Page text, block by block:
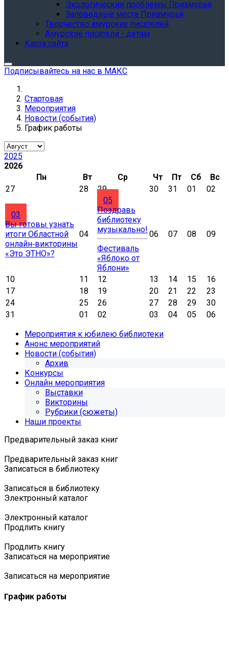
Экологические проблемы Приамурья
Заповедные места Приамурья
Творчество амурских писателей
Амурские писатели - детям
Карта сайта
Подписывайтесь на нас в МАКС
Стартовая
Мероприятия
Новости (события)
График работы
2025
2026
Пн
Вт Ср Чт Пт Сб
Вс
27
28 29 30 31 01 02
03
Вы готовы узнать
итоги Областной
онлайн‑викторины
«Это ЭТНО»?
04
05
Поздравь
библиотеку
музыкально!
Фестиваль
«Яблоко от
Яблони»
06 07 08 09
10 11 12 13 14 15
16
17
18 19 20 21 22
23
24
25 26 27 28 29
30
31
01 02 03 04 05
06
Мероприятия к юбилею библиотеки
Анонс мероприятий
Новости (события)
Архив
Конкурсы
Онлайн мероприятия
Выставки
Викторины
Рубрики (сюжеты)
Наши проекты
Предварительный заказ книг
Предварительный заказ книг
Записаться в библиотеку
Записаться в библиотеку
Электронный каталог
Электронный каталог
Продлить книгу
Продлить книгу
Записаться на мероприятие
Записаться на мероприятие
График работы